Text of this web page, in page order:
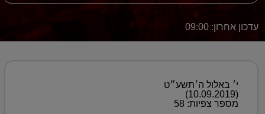
עדכון אחרון: 09:00
י׳ באלול ה׳תשע״ט
(10.09.2019)
מספר צפיות: 58